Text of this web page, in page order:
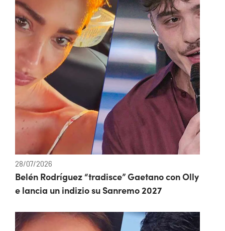
28/07/2026
Belén Rodríguez “tradisce” Gaetano con Olly
e lancia un indizio su Sanremo 2027